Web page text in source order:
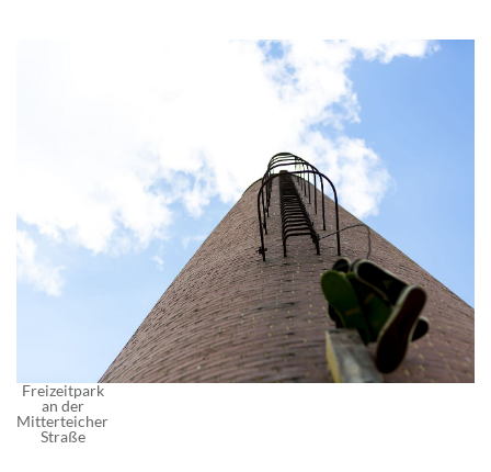
Freizeitpark
an der
Mitterteicher
Straße